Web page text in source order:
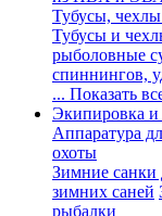
Тубусы,
Тубусы и
рыболовные
спиннингов,
... Показать
Экипировка и
Аппаратура
охоты
Зимние санки
зимних саней
рыбалки